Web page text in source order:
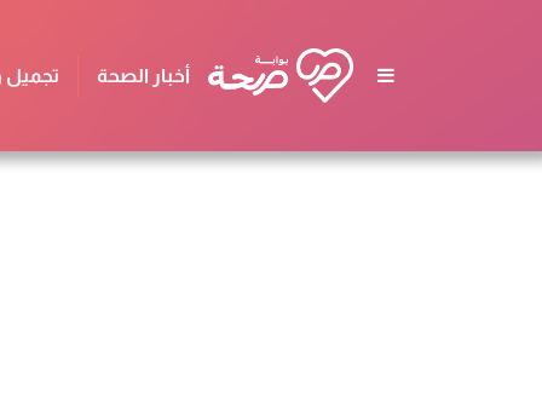
أخبار الصحة